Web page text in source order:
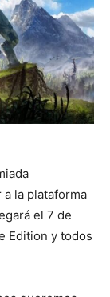
la plataforma
el 7 de
Edition y todos